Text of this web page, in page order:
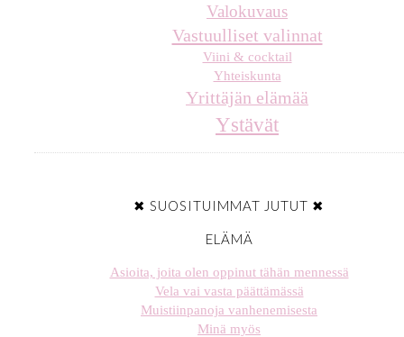
Valokuvaus
Vastuulliset valinnat
Viini & cocktail
Yhteiskunta
Yrittäjän elämää
Ystävät
✖ SUOSITUIMMAT JUTUT ✖
ELÄMÄ
Asioita, joita olen oppinut tähän mennessä
Vela vai vasta päättämässä
Muistiinpanoja vanhenemisesta
Minä myös